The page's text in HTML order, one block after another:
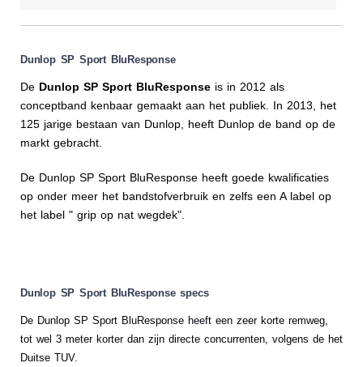
Dunlop SP Sport BluResponse
De Dunlop SP Sport BluResponse is in 2012 als
conceptband kenbaar gemaakt aan het publiek. In 2013, het
125 jarige bestaan van Dunlop, heeft Dunlop de band op de
markt gebracht.
De Dunlop SP Sport BluResponse heeft goede kwalificaties
op onder meer het bandstofverbruik en zelfs een A label op
het label " grip op nat wegdek".
Dunlop SP Sport BluResponse specs
De Dunlop SP Sport BluResponse heeft een zeer korte remweg,
tot wel 3 meter korter dan zijn directe concurrenten, volgens de het
Duitse TUV.